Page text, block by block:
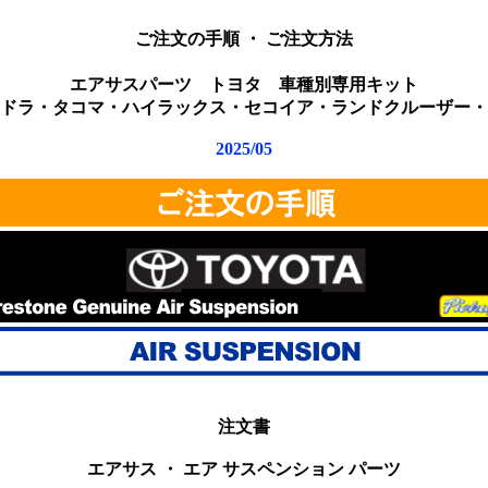
ご注文の手順 ・ ご注文方法
エアサスパーツ
トヨタ 車種別専用キット
ラ・タコマ・ハイラックス・セコイア・ランドクルーザー
2025/05
注文書
エアサス ・ エア サスペンション パーツ